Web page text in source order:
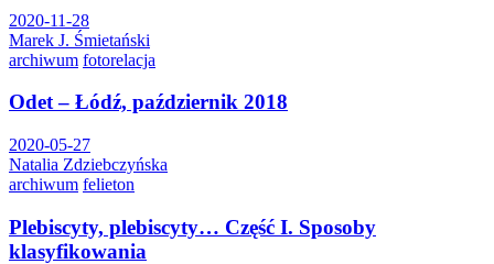
2020-11-28
Marek J. Śmietański
archiwum fotorelacja
Odet – Łódź, październik 2018
2020-05-27
Natalia Zdziebczyńska
archiwum felieton
Plebiscyty, plebiscyty… Część I. Sposoby
klasyfikowania